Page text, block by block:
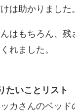
は助かりました。
はもちろん、残
れました。
たいことリスト
カさんのベッド